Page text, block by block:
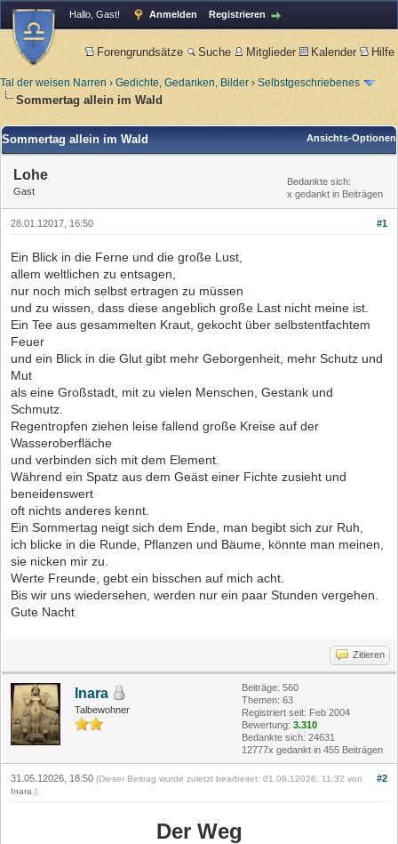
Hallo, Gast! Anmelden Registrieren
Forengrundsätze Suche Mitglieder Kalender Hilfe
Tal der weisen Narren › Gedichte, Gedanken, Bilder ›Selbstgeschriebenes
Sommertag allein im Wald
Ansichts-Optionen
Sommertag allein im Wald
Lohe
Gast
Bedankte sich:
x gedankt in Beiträgen
#1
28.01.12017, 16:50
Ein Blick in die Ferne und die große Lust,
allem weltlichen zu entsagen,
nur noch mich selbst ertragen zu müssen
und zu wissen, dass diese angeblich große Last nicht meine ist.
Ein Tee aus gesammelten Kraut, gekocht über selbstentfachtem
Feuer
und ein Blick in die Glut gibt mehr Geborgenheit, mehr Schutz und
Mut
als eine Großstadt, mit zu vielen Menschen, Gestank und
Schmutz.
Regentropfen ziehen leise fallend große Kreise auf der
Wasseroberfläche
und verbinden sich mit dem Element.
Während ein Spatz aus dem Geäst einer Fichte zusieht und
beneidenswert
oft nichts anderes kennt.
Ein Sommertag neigt sich dem Ende, man begibt sich zur Ruh,
ich blicke in die Runde, Pflanzen und Bäume, könnte man meinen,
sie nicken mir zu.
Werte Freunde, gebt ein bisschen auf mich acht.
Bis wir uns wiedersehen, werden nur ein paar Stunden vergehen.
Gute Nacht
Zitieren
Inara
Talbewohner
Beiträge: 560
Themen: 63
Registriert seit: Feb 2004
Bewertung: 3.310
Bedankte sich: 24631
12777x gedankt in 455 Beiträgen
#2
31.05.12026, 18:50 (Dieser Beitrag wurde zuletzt bearbeitet: 01.06.12026, 11:32 von
Inara .)
Der Weg